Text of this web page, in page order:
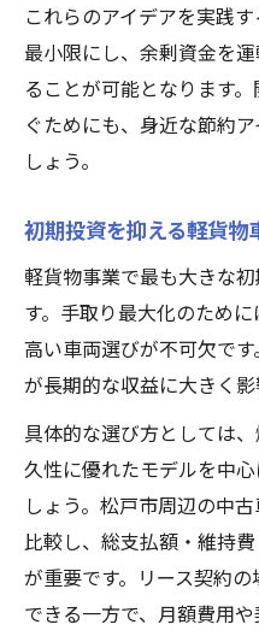
これらのアイデアを実践
最小限にし、余剰資金を
ることが可能となります
ぐためにも、身近な節約
しょう。
初期投資を抑える軽貨物
軽貨物事業で最も大きな
す。手取り最大化のため
高い車両選びが不可欠で
が長期的な収益に大きく影
具体的な選び方としては
久性に優れたモデルを中
しょう。松戸市周辺の中
比較し、総支払額・維持
が重要です。リース契約
できる一方で、月額費用